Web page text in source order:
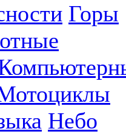
Горы
Небо